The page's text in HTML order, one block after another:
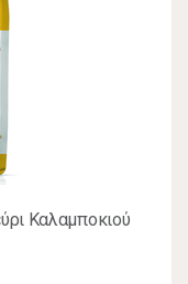
Καλαμποκιού